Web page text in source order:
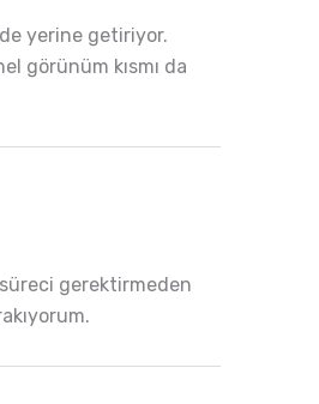
yerine getiriyor.
görünüm kısmı da
süreci gerektirmeden